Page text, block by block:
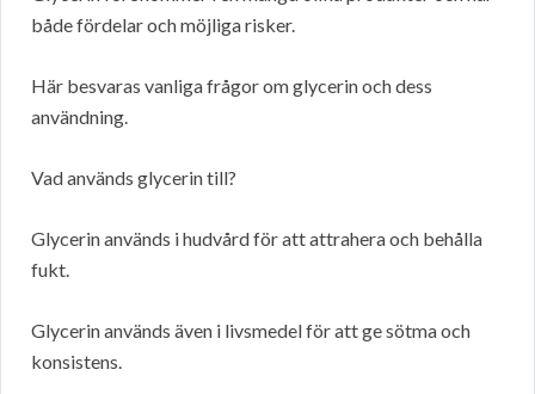
både fördelar och möjliga risker.
Här besvaras vanliga frågor om glycerin och dess
användning.
Vad används glycerin till?
Glycerin används i hudvård för att attrahera och behålla
fukt.
Glycerin används även i livsmedel för att ge sötma och
konsistens.